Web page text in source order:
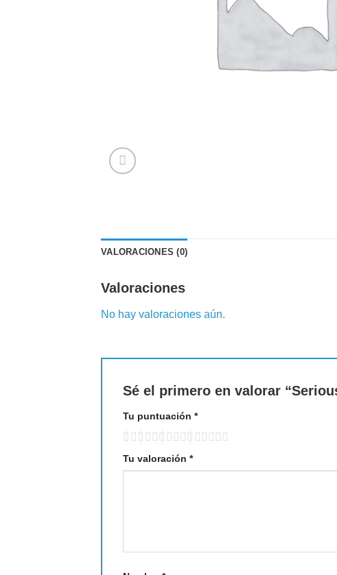
VALORACIONES (0)
Valoraciones
No hay valoraciones aún.
Sé el primero en valorar
Tu puntuación *
Tu valoración *